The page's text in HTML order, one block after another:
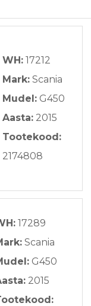
WH: 17212
Mark: Scania
Mudel: G450
Aasta: 2015
Tootekood:
2174808
17289
Scania
G450
2015